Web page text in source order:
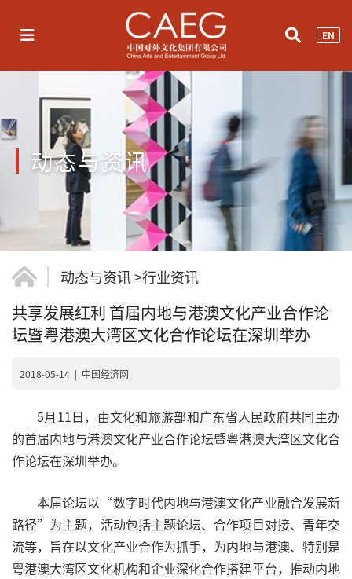
EN
动态与资讯
动态与资讯>行业资讯
共享发展红利 首届内地与港澳文化产业合作论
坛暨粤港澳大湾区文化合作论坛在深圳举办
2018-05-14 | 中国经济网
5月11日，由文化和旅游部和广东省人民政府共同主办
的首届内地与港澳文化产业合作论坛暨粤港澳大湾区文化合
作论坛在深圳举办。
本届论坛以“数字时代内地与港澳文化产业融合发展新
路径”为主题，活动包括主题论坛、合作项目对接、青年交
流等，旨在以文化产业合作为抓手，为内地与港澳、特别是
粤港澳大湾区文化机构和企业深化合作搭建平台，推动内地